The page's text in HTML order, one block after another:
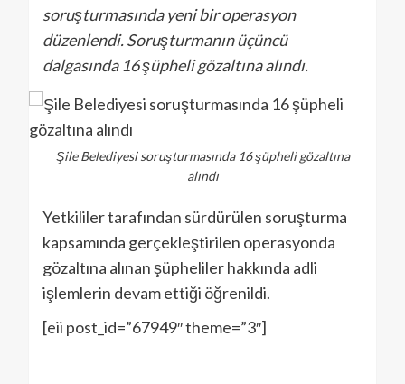
soruşturmasında yeni bir operasyon
düzenlendi. Soruşturmanın üçüncü
dalgasında 16 şüpheli gözaltına alındı.
Şile Belediyesi soruşturmasında 16 şüpheli gözaltına
alındı
Yetkililer tarafından sürdürülen soruşturma
kapsamında gerçekleştirilen operasyonda
gözaltına alınan şüpheliler hakkında adli
işlemlerin devam ettiği öğrenildi.
[eii post_id=”67949″ theme=”3″]